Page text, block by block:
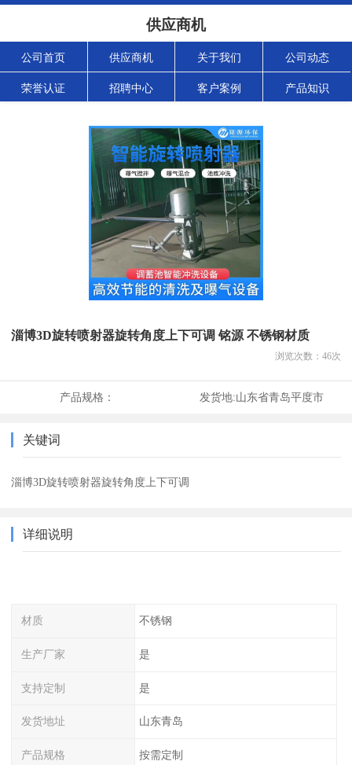
供应商机
公司首页 供应商机 关于我们 公司动态
荣誉认证 招聘中心 客户案例 产品知识
淄博3D旋转喷射器旋转角度上下可调 铭源 不锈钢材质
浏览次数： 46次
产品规格： 发货地:山东省青岛平度市
关键词
淄博3D旋转喷射器旋转角度上下可调
详细说明
材质 不锈钢
生产厂家 是
支持定制 是
发货地址 山东青岛
产品规格 按需定制